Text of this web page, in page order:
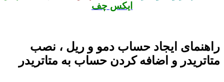
ایکس چف
راهنمای ایجاد حساب دمو و ریل ، نصب
متاتریدر و اضافه کردن حساب به متاتریدر